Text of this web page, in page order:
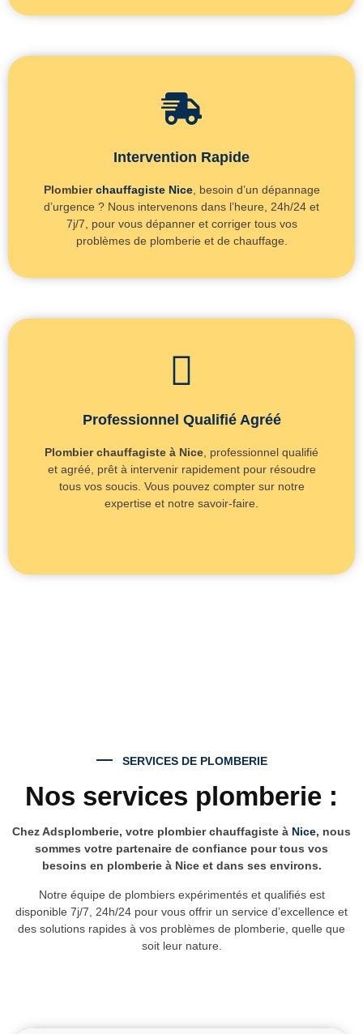
Intervention Rapide
Plombierchauffagiste Nice, besoin d’un dépannage
d’urgence ? Nous intervenons dans l’heure, 24h/24 et
7j/7, pour vous dépanner et corriger tous vos
problèmes de plomberie et de chauffage.
Professionnel Qualifié Agréé
Plombier chauffagiste à Nice, professionnel qualifié
et agréé, prêt à intervenir rapidement pour résoudre
tous vos soucis. Vous pouvez compter sur notre
expertise et notre savoir-faire.
SERVICES DE PLOMBERIE
Nos services plomberie :
Chez Adsplomberie, votre plombier chauffagiste à Nice, nous
sommes votre partenaire de confiance pour tous vos
besoins en plomberie à Nice et dans ses environs.
Notre équipe de plombiers expérimentés et qualifiés est
disponible 7j/7, 24h/24 pour vous offrir un service d’excellence et
des solutions rapides à vos problèmes de plomberie, quelle que
soit leur nature.